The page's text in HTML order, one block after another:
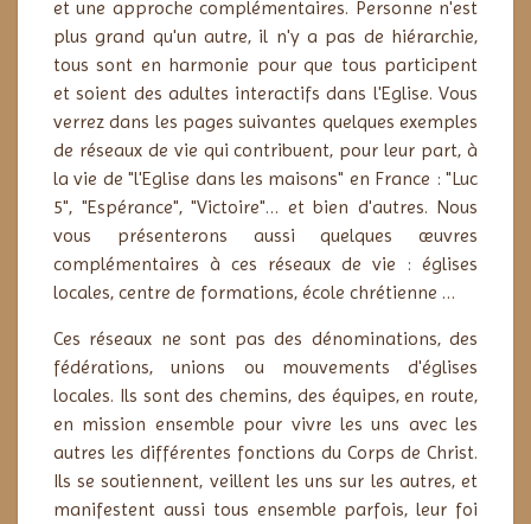
et une approche complémentaires. Personne n'est
plus grand qu'un autre, il n'y a pas de hiérarchie,
tous sont en harmonie pour que tous participent
et soient des adultes interactifs dans l'Eglise. Vous
verrez dans les pages suivantes quelques exemples
de réseaux de vie qui contribuent, pour leur part, à
la vie de "l'Eglise dans les maisons" en France : "Luc
5", "Espérance", "Victoire"… et bien d'autres. Nous
vous présenterons aussi quelques œuvres
complémentaires à ces réseaux de vie : églises
locales, centre de formations, école chrétienne …
Ces réseaux ne sont pas des dénominations, des
fédérations, unions ou mouvements d'églises
locales. Ils sont des chemins, des équipes, en route,
en mission ensemble pour vivre les uns avec les
autres les différentes fonctions du Corps de Christ.
Ils se soutiennent, veillent les uns sur les autres, et
manifestent aussi tous ensemble parfois, leur foi